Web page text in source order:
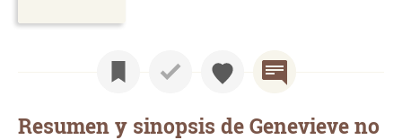
Resumen y sinopsis de Genevieve no